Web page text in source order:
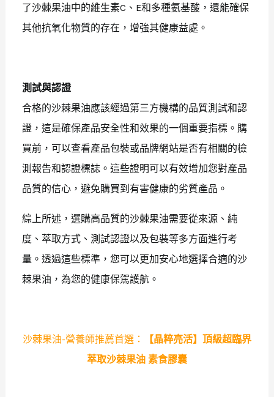
了沙棘果油中的維生素C、E和多種氨基酸，還能確保
其他抗氧化物質的存在，增強其健康益處。
測試與認證
合格的沙棘果油應該經過第三方機構的品質測試和認
證，這是確保產品安全性和效果的一個重要指標。購
買前，可以查看產品包裝或品牌網站是否有相關的檢
測報告和認證標誌。這些證明可以有效增加您對產品
品質的信心，避免購買到有害健康的劣質產品。
綜上所述，選購高品質的沙棘果油需要從來源、純
度、萃取方式、測試認證以及包裝等多方面進行考
量。透過這些標準，您可以更加安心地選擇合適的沙
棘果油，為您的健康保駕護航。
沙棘果油-營養師推薦首選：
【晶粹亮活】頂級超臨界
萃取沙棘果油 素食膠囊